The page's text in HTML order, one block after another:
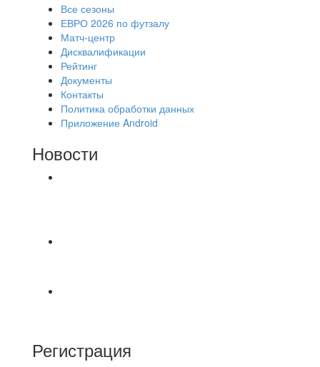
Все сезоны
ЕВРО 2026 по футзалу
Матч-центр
Дисквалификации
Рейтинг
Документы
Контакты
Политика обработки данных
Приложение Android
Новости
Регистрация